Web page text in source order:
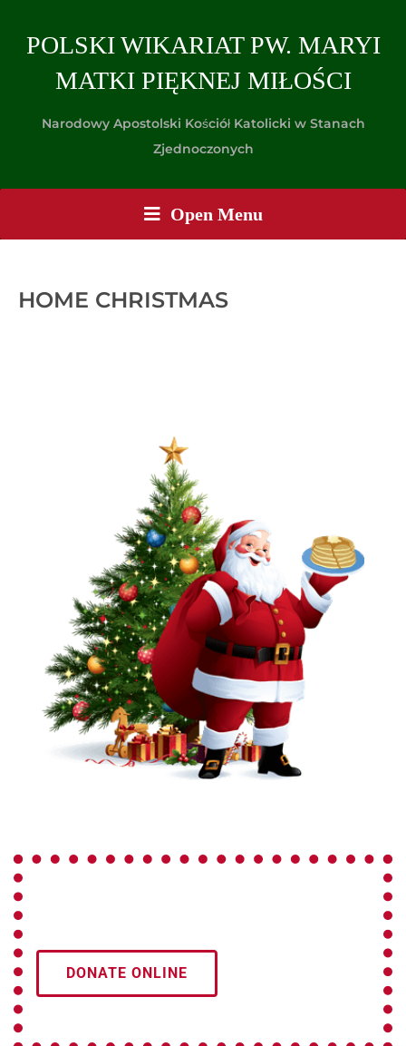
POLSKI WIKARIAT PW. MARYI
MATKI PIĘKNEJ MIŁOŚCI
Narodowy Apostolski Kościół Katolicki w Stanach
Zjednoczonych
Open Menu
HOME CHRISTMAS
DONATE ONLINE